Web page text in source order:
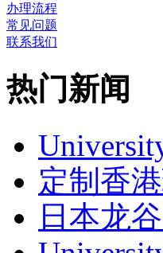
办理流程
常见问题
联系我们
热门新闻
定制香
日本龙